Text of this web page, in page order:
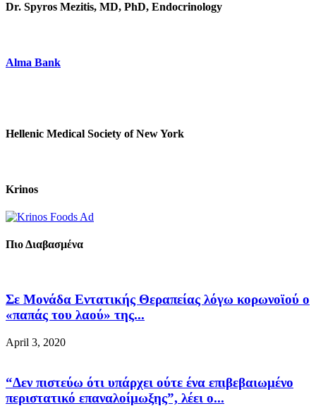
Dr. Spyros Mezitis, MD, PhD, Endocrinology
Alma Bank
Hellenic Medical Society of New York
Krinos
Πιο Διαβασμένα
Σε Μονάδα Εντατικής Θεραπείας λόγω κορωνοϊού ο
«παπάς του λαού» της...
April 3, 2020
“Δεν πιστεύω ότι υπάρχει ούτε ένα επιβεβαιωμένο
περιστατικό επαναλοίμωξης”, λέει ο...